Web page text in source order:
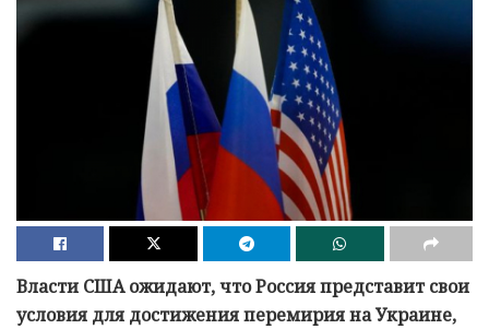
Власти США ожидают, что Россия представит свои
условия для достижения перемирия на Украине,